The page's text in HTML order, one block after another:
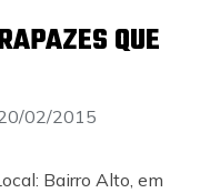
QUE
02/2015
Bairro Alto, em